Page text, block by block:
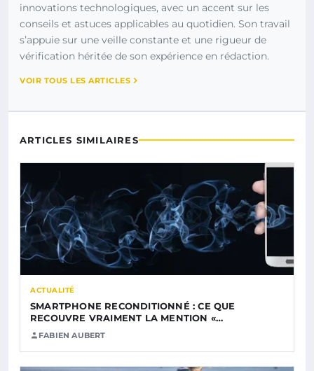
innovations technologiques, avec un accent sur les
conseils et astuces applicables au quotidien. Son travail
s’appuie sur une veille constante et une rigueur de
vérification héritée de son expérience en rédaction.
VOIR TOUS LES ARTICLES
ARTICLES SIMILAIRES
ACTUALITÉ
SMARTPHONE RECONDITIONNÉ : CE QUE
RECOUVRE VRAIMENT LA MENTION «…
FABIEN AUBERT